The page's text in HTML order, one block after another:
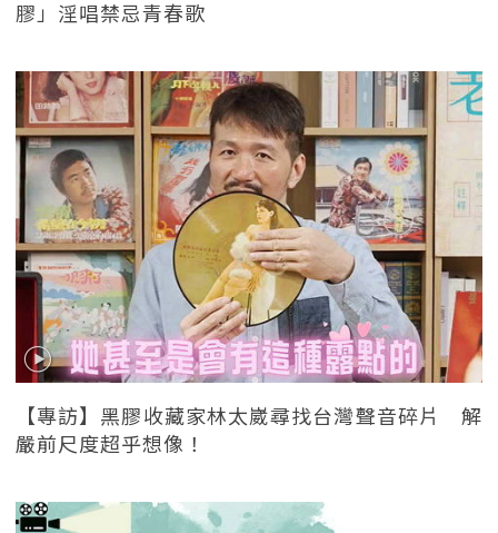
膠」淫唱禁忌青春歌
【專訪】黑膠收藏家林太崴尋找台灣聲音碎片 解
嚴前尺度超乎想像！